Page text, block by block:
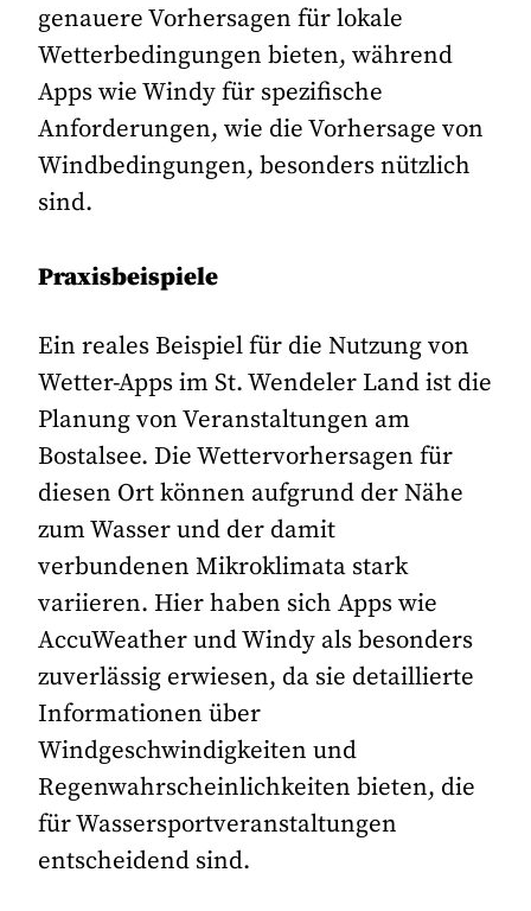
genauere Vorhersagen für lokale
Wetterbedingungen bieten, während
Apps wie Windy für spezifische
Anforderungen, wie die Vorhersage von
Windbedingungen, besonders nützlich
sind.
Praxisbeispiele
Ein reales Beispiel für die Nutzung von
Wetter-Apps im St. Wendeler Land ist die
Planung von Veranstaltungen am
Bostalsee. Die Wettervorhersagen für
diesen Ort können aufgrund der Nähe
zum Wasser und der damit
verbundenen Mikroklimata stark
variieren. Hier haben sich Apps wie
AccuWeather und Windy als besonders
zuverlässig erwiesen, da sie detaillierte
Informationen über
Windgeschwindigkeiten und
Regenwahrscheinlichkeiten bieten, die
für Wassersportveranstaltungen
entscheidend sind.